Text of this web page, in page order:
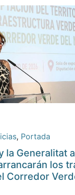
, Portada
la Generalitat
los
Corredor